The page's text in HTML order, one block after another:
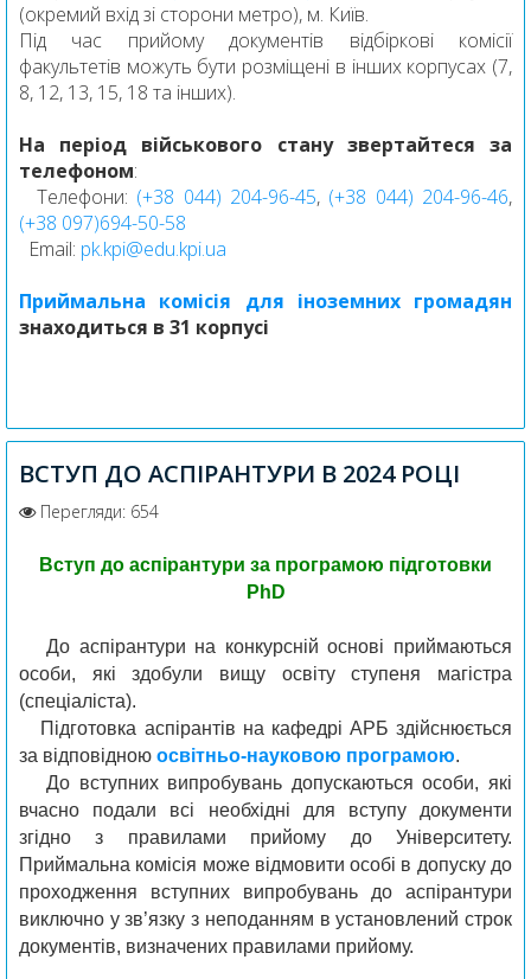
(окремий вхід зі сторони метро), м. Київ.
Під час прийому документів відбіркові комісії
факультетів можуть бути розміщені в інших корпусах (7,
8, 12, 13, 15, 18 та інших).
На період військового стану звертайтеся за
телефоном:
Телефони: (+38 044) 204-96-45, (+38 044) 204-96-46,
(+38 097)694-50-58
Email: pk.kpi@edu.kpi.ua
Приймальна комісія для іноземних громадян
знаходиться в 31 корпусі
ВСТУП ДО АСПІРАНТУРИ В 2024 РОЦІ
Перегляди: 654
Вступ до аспірантури за програмою підготовки
PhD
До аспірантури на конкурсній основі приймаються
особи, які здобули вищу освіту ступеня магістра
(спеціаліста).
Підготовка аспірантів на кафедрі АРБ здійснюється
за відповідною освітньо-науковою програмою.
До вступних випробувань допускаються особи, які
вчасно подали всі необхідні для вступу документи
згідно з правилами прийому до Університету.
Приймальна комісія може відмовити особі в допуску до
проходження вступних випробувань до аспірантури
виключно у зв’язку з неподанням в установлений строк
документів, визначених правилами прийому.